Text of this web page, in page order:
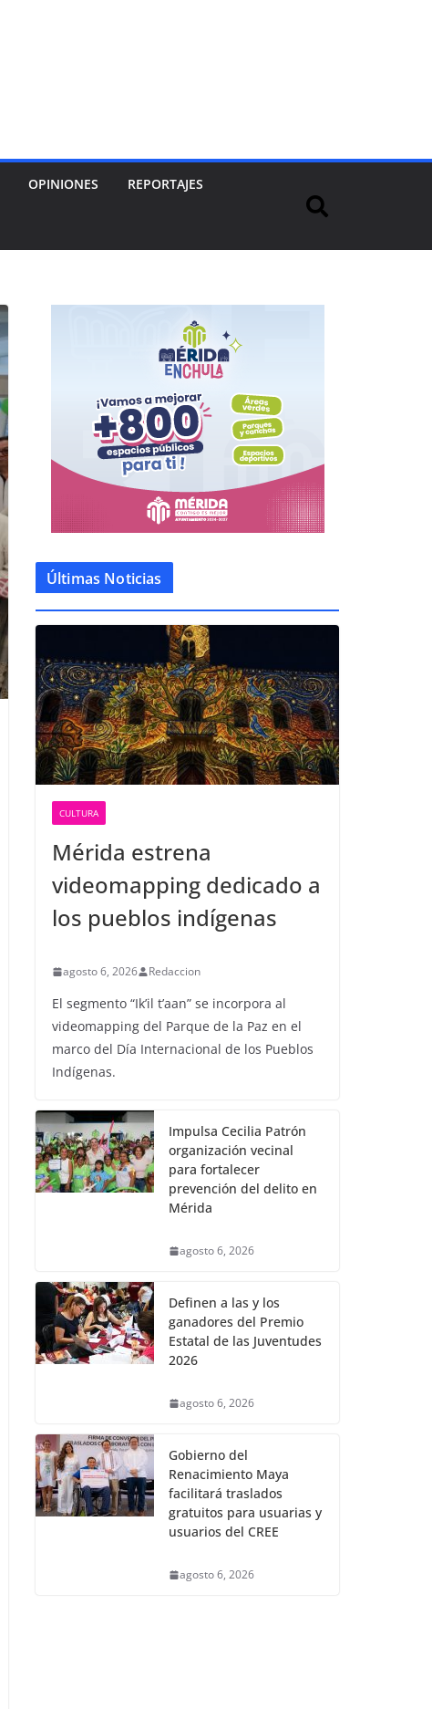
OPINIONES REPORTAJES
Últimas Noticias
CULTURA
Mérida estrena
videomapping dedicado a
los pueblos indígenas
agosto 6, 2026 Redaccion
El segmento “Ik’il t’aan” se incorpora al
videomapping del Parque de la Paz en el
marco del Día Internacional de los Pueblos
Indígenas.
Impulsa Cecilia Patrón
organización vecinal
para fortalecer
prevención del delito en
Mérida
agosto 6, 2026
Definen a las y los
ganadores del Premio
Estatal de las Juventudes
2026
agosto 6, 2026
Gobierno del
Renacimiento Maya
facilitará traslados
gratuitos para usuarias y
usuarios del CREE
agosto 6, 2026